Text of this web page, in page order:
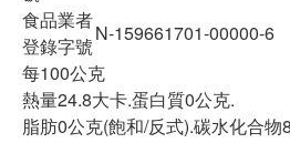
食品業者
登錄字號
N-159661701-00000-6
每100公克
熱量24.8大卡.蛋白質0公克.
脂肪0公克(飽和/反式).碳水化合物